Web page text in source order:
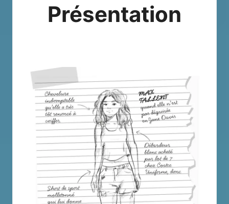
Présentation